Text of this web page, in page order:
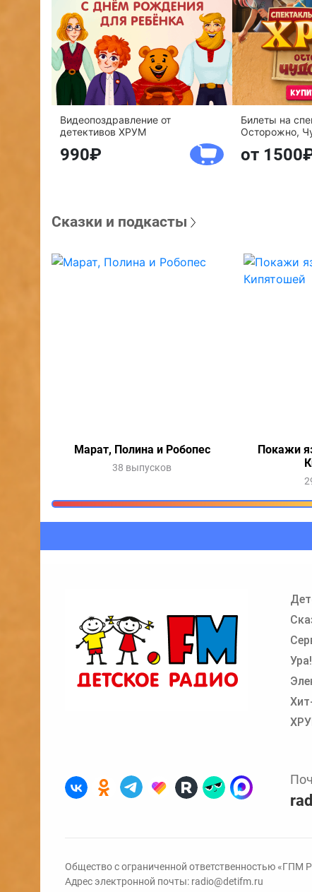
Очередь
Добавьте в очередь прослушивания
Видеопоздравление от
детективов ХРУМ
990
Билеты на
Осторожно,
от 1500
Сказки и подкасты
Марат, Полина и Робопес
38 выпусков
Покажи
Общество с ограниченной ответственностью «ГПМ
Адрес электронной почты: radio@detifm.ru